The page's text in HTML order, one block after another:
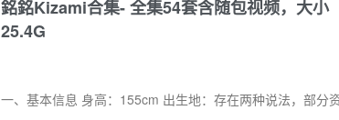
銘銘Kizami合集- 全集54套含随包视频，大小
25.4G